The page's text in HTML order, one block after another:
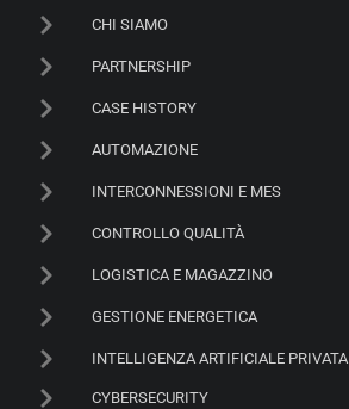
CHI SIAMO
PARTNERSHIP
CASE HISTORY
AUTOMAZIONE
INTERCONNESSIONI E MES
CONTROLLO QUALITÀ
LOGISTICA E MAGAZZINO
GESTIONE ENERGETICA
INTELLIGENZA ARTIFICIALE PRIVATA
CYBERSECURITY